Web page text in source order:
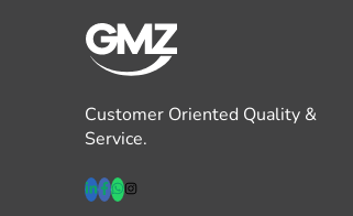
Customer Oriented Quality &
Service.